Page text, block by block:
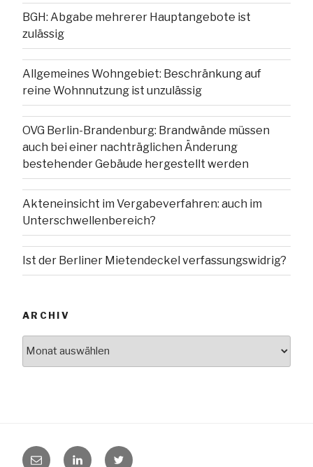
BGH: Abgabe mehrerer Hauptangebote ist
zulässig
Allgemeines Wohngebiet: Beschränkung auf
reine Wohnnutzung ist unzulässig
OVG Berlin-Brandenburg: Brandwände müssen
auch bei einer nachträglichen Änderung
bestehender Gebäude hergestellt werden
Akteneinsicht im Vergabeverfahren: auch im
Unterschwellenbereich?
Ist der Berliner Mietendeckel verfassungswidrig?
ARCHIV
E-
LinkedIn Twitter